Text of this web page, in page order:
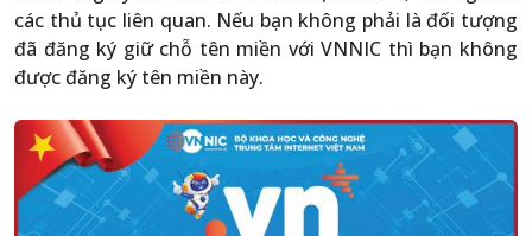
các thủ tục liên quan. Nếu bạn không phải là đối tượng
đã đăng ký giữ chỗ tên miền với VNNIC thì bạn không
được đăng ký tên miền này.